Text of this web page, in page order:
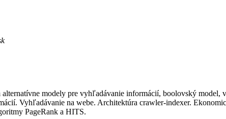
modely pre vyhľadávanie informácií, boolovský model,
Vyhľadávanie na webe. Architektúra crawler-indexer.
PageRank a HITS.